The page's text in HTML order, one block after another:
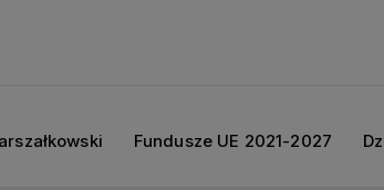
Fundusze UE 2021-2027